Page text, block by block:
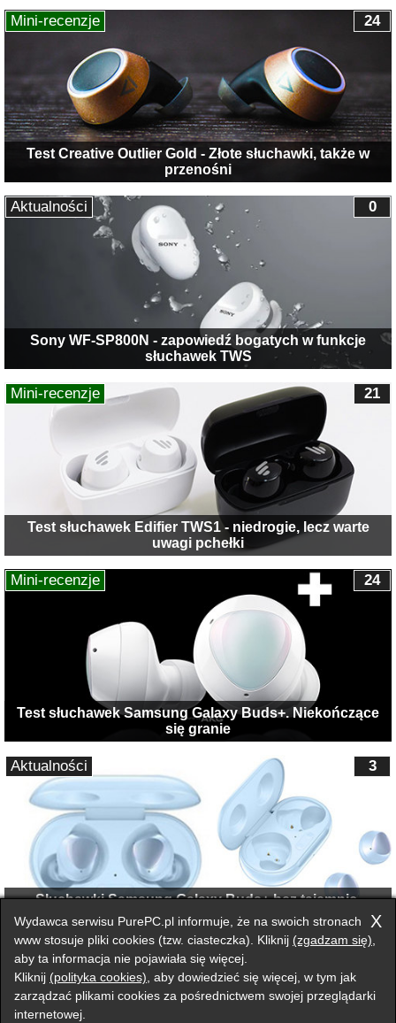
Test Creative Outlier Gold - Złote słuchawki, także w
przenośni
24
Mini-recenzje
Sony WF-SP800N - zapowiedź bogatych w funkcje
słuchawek TWS
0
Aktualności
Test słuchawek Edifier TWS1 - niedrogie, lecz warte
uwagi pchełki
21
Mini-recenzje
Test słuchawek Samsung Galaxy Buds+. Niekończące
się granie
24
Mini-recenzje
Słuchawki Samsung Galaxy Buds+ bez tajemnic.
Specyfikacja i cena
3
Aktualności
Przełącz na wersję klasyczną strony
Zgłoś błąd na stronie
Forum
X
Wydawca serwisu PurePC.pl informuje, że na swoich stronach
www stosuje pliki cookies (tzw. ciasteczka). Kliknij (zgadzam się)
aby ta informacja nie pojawiała się więcej.
Kliknij (polityka cookies) , aby dowiedzieć się więcej, w tym jak
zarządzać plikami cookies za pośrednictwem swojej przeglądarki
internetowej.